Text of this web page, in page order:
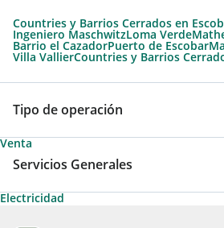
Countries y Barrios Cerrados en
Ingeniero MaschwitzLoma Verde
Barrio el CazadorPuerto de Escobar
Villa VallierCountries y Barrios
Tipo de operación
Venta
Servicios Generales
Electricidad